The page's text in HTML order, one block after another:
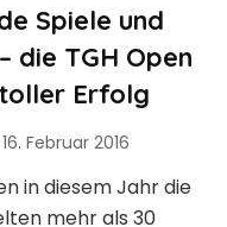
Spiele und
die TGH Open
Erfolg
16. Februar 2016
in diesem Jahr die
mehr als 30